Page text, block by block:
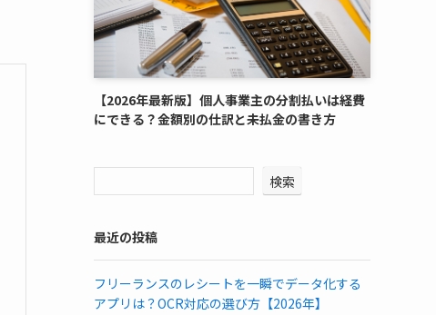
【2026年最新版】個人事業主の分割払いは経費
にできる？金額別の仕訳と未払金の書き方
検索
最近の投稿
フリーランスのレシートを一瞬でデータ化する
アプリは？OCR対応の選び方【2026年】